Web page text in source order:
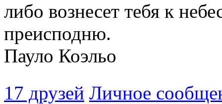
либо вознесет тебя к
преисподню.
Пауло Коэльо
17 друзей Личное